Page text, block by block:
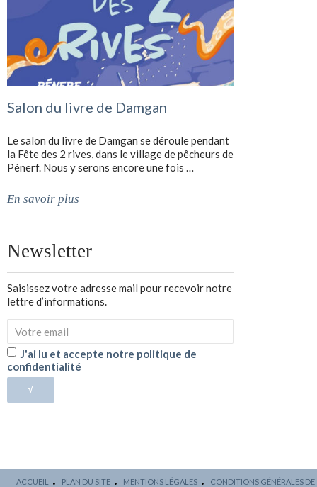
Salon du livre de Damgan
Le salon du livre de Damgan se déroule pendant
la Fête des 2 rives, dans le village de pêcheurs de
Pénerf. Nous y serons encore une fois …
En savoir plus
Newsletter
Saisissez votre adresse mail pour recevoir notre
lettre d’informations.
J'ai lu et accepte notre politique de
confidentialité
√
ACCUEIL PLAN DU SITE MENTIONS LÉGALES CONDITIONS GÉNÉRALES DE